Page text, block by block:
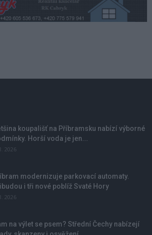
koupališť na Příbramsku nabízí výborné
Horší voda je jen...
2026
modernizuje parkovací automaty.
i tři nové poblíž Svaté Hory
2026
na výlet se psem? Střední Čechy nabízejí